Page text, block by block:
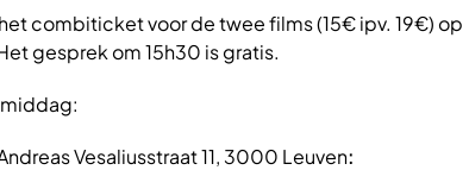
combiticket voor de twee films (15€ ipv. 19€) op
gesprek om 15h30 is gratis.
Vesaliusstraat 11, 3000 Leuven: